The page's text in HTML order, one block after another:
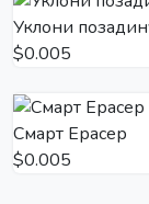
Уклони
$0.005
Смарт Ерасер
$0.005